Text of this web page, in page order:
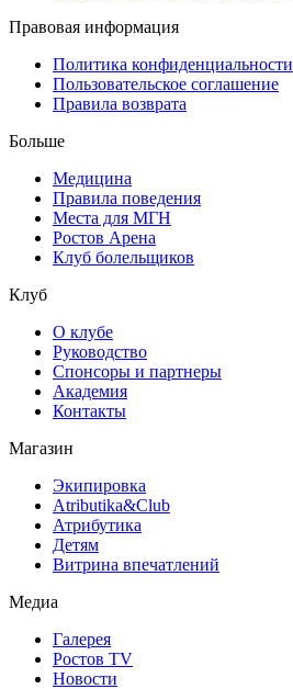
Правовая информация
Политика конфиденциальности
Пользовательское соглашение
Правила возврата
Больше
Медицина
Правила поведения
Места для МГН
Ростов Арена
Клуб болельщиков
Клуб
О клубе
Руководство
Спонсоры и партнеры
Академия
Контакты
Магазин
Экипировка
Atributika&Club
Атрибутика
Детям
Витрина впечатлений
Медиа
Галерея
Ростов TV
Новости